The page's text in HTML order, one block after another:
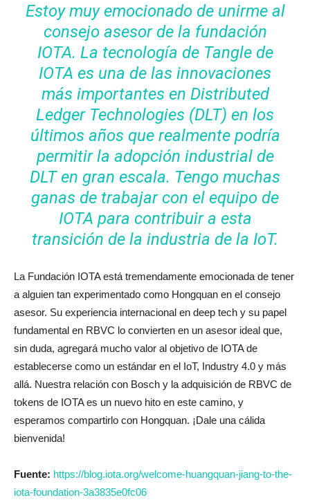
Estoy muy emocionado de unirme al
consejo asesor de la fundación
IOTA. La tecnología de Tangle de
IOTA es una de las innovaciones
más importantes en Distributed
Ledger Technologies (DLT) en los
últimos años que realmente podría
permitir la adopción industrial de
DLT en gran escala. Tengo muchas
ganas de trabajar con el equipo de
IOTA para contribuir a esta
transición de la industria de la IoT.
La Fundación IOTA está tremendamente emocionada de tener
a alguien tan experimentado como Hongquan en el consejo
asesor. Su experiencia internacional en deep tech y su papel
fundamental en RBVC lo convierten en un asesor ideal que,
sin duda, agregará mucho valor al objetivo de IOTA de
establecerse como un estándar en el IoT, Industry 4.0 y más
allá. Nuestra relación con Bosch y la adquisición de RBVC de
tokens de IOTA es un nuevo hito en este camino, y
esperamos compartirlo con Hongquan. ¡Dale una cálida
bienvenida!
Fuente: https://blog.iota.org/welcome-huangquan-jiang-to-the-
iota-foundation-3a3835e0fc06